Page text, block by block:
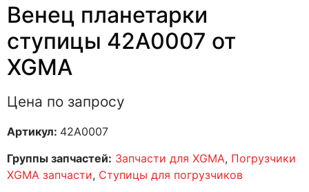
Венец планетарки
ступицы 42A0007 от
XGMA
Цена по запросу
Артикул: 42A0007
Группы запчастей: Запчасти для XGMA, Погрузчики
XGMA запчасти, Ступицы для погрузчиков